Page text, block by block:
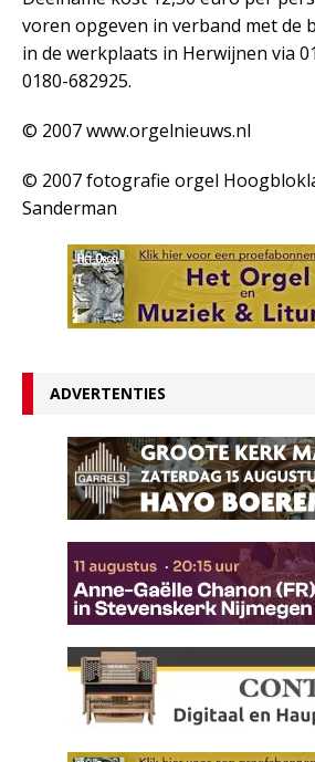
voren opgeven in verband met de
in de werkplaats in Herwijnen via
0180-682925.
© 2007 www.orgelnieuws.nl
© 2007 fotografie orgel
Sanderman
ADVERTENTIES